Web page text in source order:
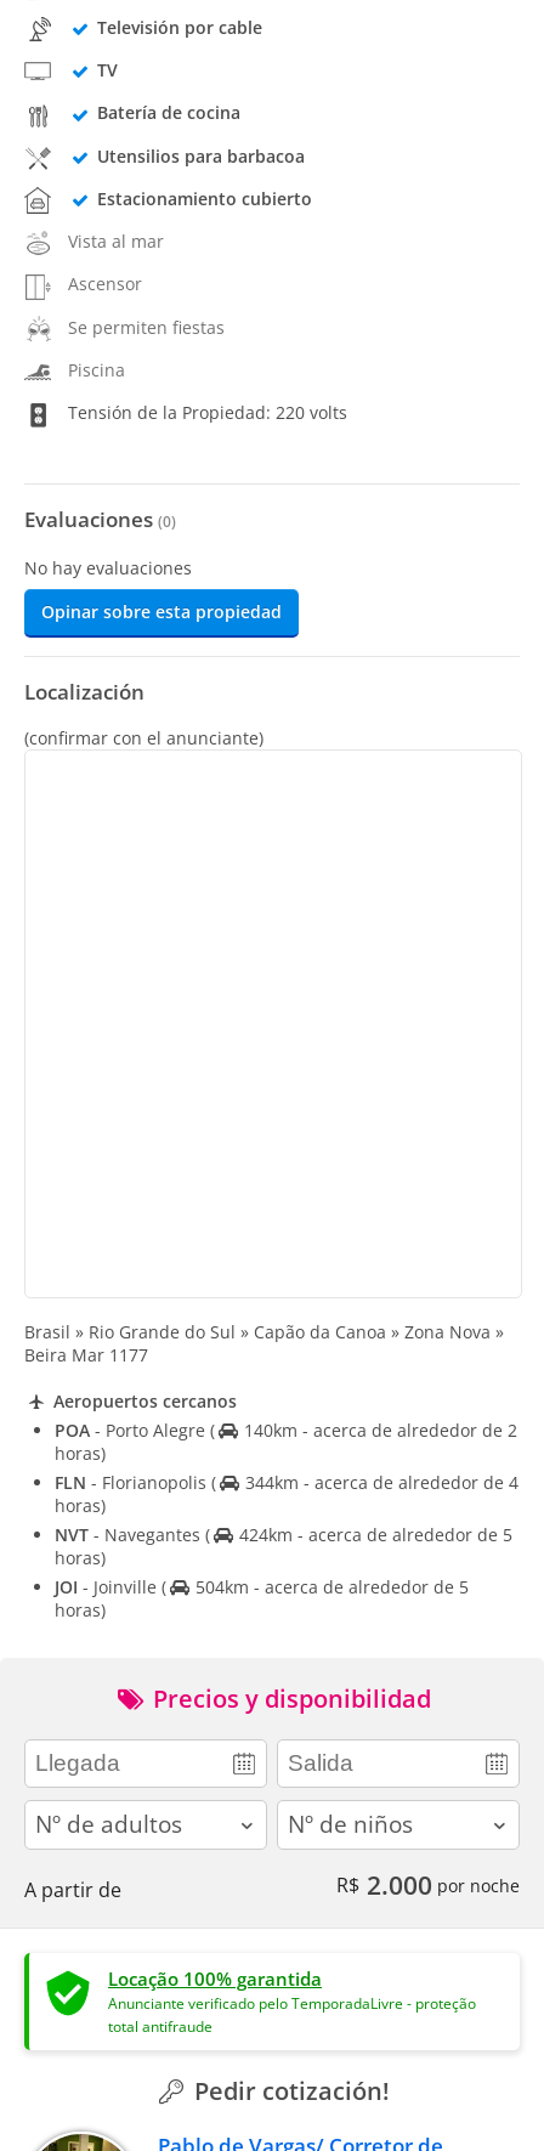
Televisión por cable
TV
Batería de cocina
Utensilios para barbacoa
Estacionamiento cubierto
Vista al mar
Ascensor
Se permiten fiestas
Piscina
Tensión de la Propiedad: 220 volts
Evaluaciones (0)
No hay evaluaciones
Opinar sobre esta propiedad
Localización
(confirmar con el anunciante)
Brasil » Rio Grande do Sul » Capão da Canoa » Zona Nova »
Beira Mar 1177
Aeropuertos cercanos
POA - Porto Alegre (
140km - acerca de alrededor de 2
horas)
FLN - Florianopolis (
344km - acerca de alrededor de 4
horas)
NVT - Navegantes (
424km - acerca de alrededor de 5
horas)
JOI - Joinville (
504km - acerca de alrededor de 5
horas)
Precios y disponibilidad
adults children
A partir de R$ 2.000 por noche
Locação 100% garantida
Anunciante verificado pelo TemporadaLivre - proteção
total antifraude
Pedir cotización!
Pablo de Vargas/ Corretor de